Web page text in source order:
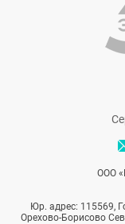
ООО
Юр. адрес: 115569,
Орехово-Борисово